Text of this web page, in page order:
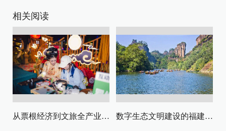
相关阅读
从票根经济到文旅全产业链升级 数字生态文明建设的福建路径与启示